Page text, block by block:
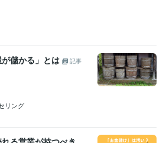
【お悩み相談・雑談・話し相手】 【恋愛
相談
儲かる」とは
記事
リング